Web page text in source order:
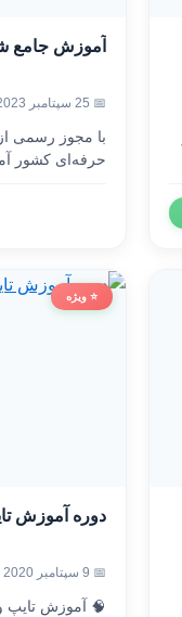
آموزش جامع
📅 25 سپتامبر 2023
با مجوز رسمی
حرفه‌ای کشور
⭐ ویژه
دوره آموزش
📅 9 سپتامبر 2020
🧠 آموزش تایپ